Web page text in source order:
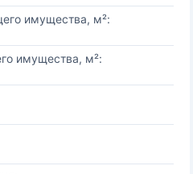
имущества, м²:
имущества, м²: